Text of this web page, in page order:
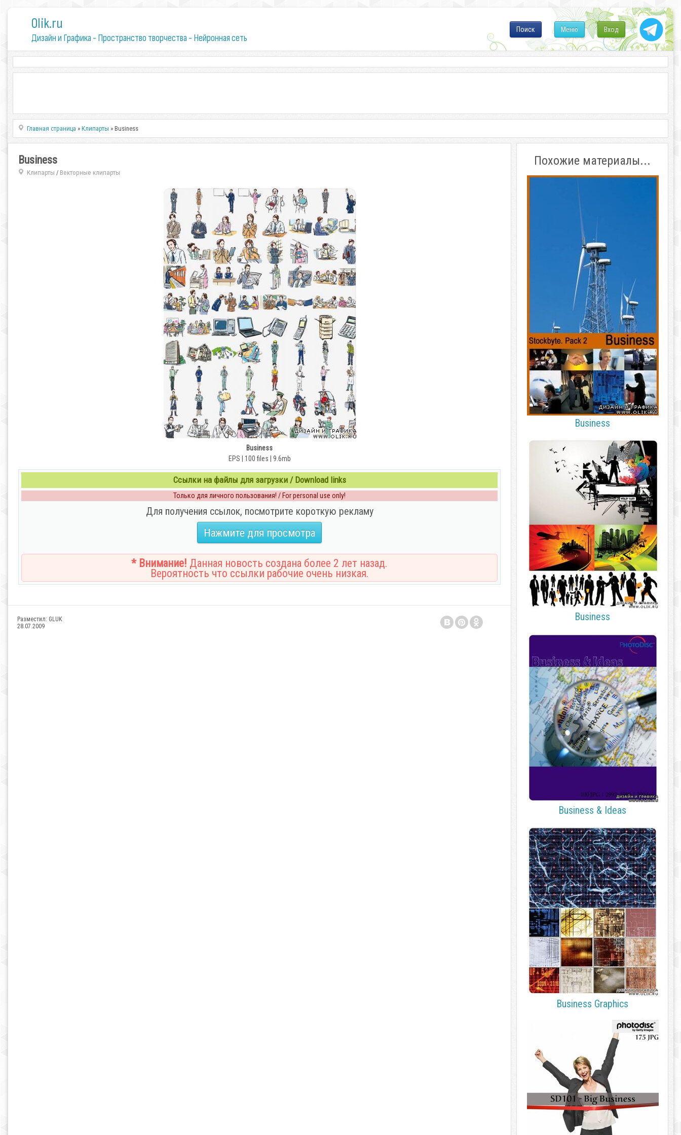
0lik.ru
Дизайн и Графика - Пространство творчества - Нейронная сеть
Вход
Меню
Поиск
Главная страница »Клипарты » Business
Business
Клипарты / Векторные клипарты
Business
EPS | 100 files | 9.6mb
Ссылки на файлы для загрузки / Download links
Только для личного пользования! / For personal use only!
Для получения ссылок, посмотрите короткую рекламу
Нажмите для просмотра
* Внимание! Данная новость создана более 2 лет назад.
Вероятность что ссылки рабочие очень низкая.
Разместил: GLUK
28.07.2009
Похожие материалы...
Business
Business
Business & Ideas
Business Graphics